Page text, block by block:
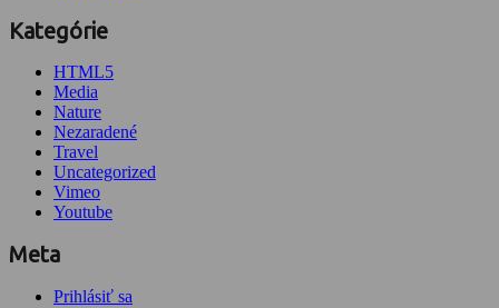
Kategórie
HTML5
Media
Nature
Nezaradené
Travel
Uncategorized
Vimeo
Youtube
Meta
Prihlásiť sa